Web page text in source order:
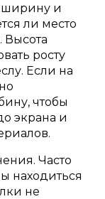
ширину и
ли место
Высота
росту
Если на
чтобы
экрана и
Часто
находиться
не